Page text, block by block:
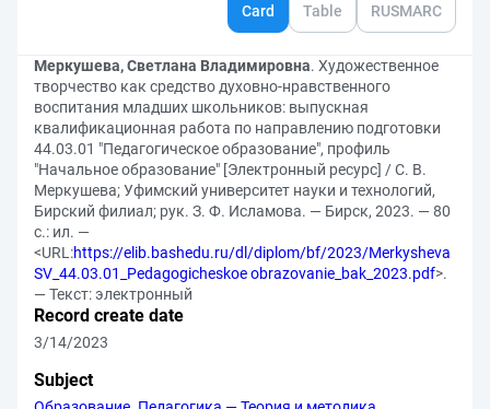
Card Table RUSMARC
Меркушева, Светлана Владимировна. Художественное
творчество как средство духовно-нравственного
воспитания младших школьников: выпускная
квалификационная работа по направлению подготовки
44.03.01 "Педагогическое образование", профиль
"Начальное образование" [Электронный ресурс] / С. В.
Меркушева; Уфимский университет науки и технологий,
Бирский филиал; рук. З. Ф. Исламова. — Бирск, 2023. — 80
с.: ил. —
<URL:https://elib.bashedu.ru/dl/diplom/bf/2023/Merkysheva
SV_44.03.01_Pedagogicheskoe obrazovanie_bak_2023.pdf>.
— Текст: электронный
Record create date
3/14/2023
Subject